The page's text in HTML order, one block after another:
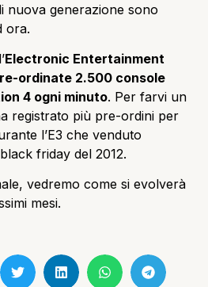
nuova generazione sono
ora.
Electronic Entertainment
ordinate 2.500 console
4 ogni minuto. Per farvi un
registrato più pre-ordini per
l’E3 che venduto
friday del 2012.
vedremo come si evolverà
mesi.